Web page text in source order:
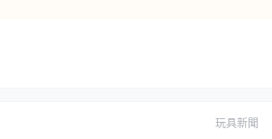
玩具新聞